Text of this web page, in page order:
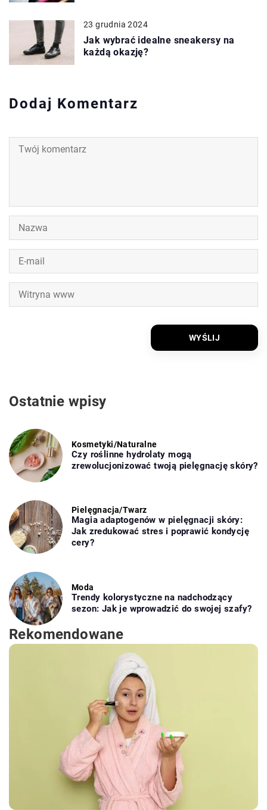
23 grudnia 2024
Jak wybrać idealne sneakersy na
każdą okazję?
Dodaj Komentarz
Ostatnie wpisy
Kosmetyki/Naturalne
Czy roślinne hydrolaty mogą
zrewolucjonizować twoją pielęgnację skóry?
Pielęgnacja/Twarz
Magia adaptogenów w pielęgnacji skóry:
Jak zredukować stres i poprawić kondycję
cery?
Moda
Trendy kolorystyczne na nadchodzący
sezon: Jak je wprowadzić do swojej szafy?
Rekomendowane